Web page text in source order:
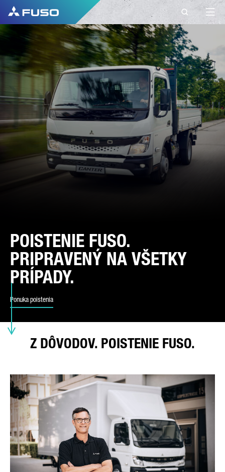
POISTENIE FUSO.
PRIPRAVENÝ NA VŠETKY
PRÍPADY.
Ponuka poistenia
FUSO EUROPE
KONTAKT
Máte nejaké otázky?
Svoje dotazy nám pošlite cez tento kontaktný
formulár.
KRSTNÉ MENO*
TYP OTÁZKY*
TELEFÓNNE ČÍSLO*
Z DÔVODOV. POISTENIE FUSO.